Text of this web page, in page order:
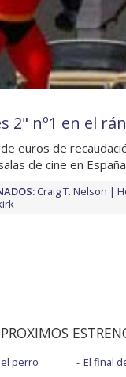
2" nº1 en el
euros de
de cine en España
Craig T. Nelson
PROXIMOS
perro
El final